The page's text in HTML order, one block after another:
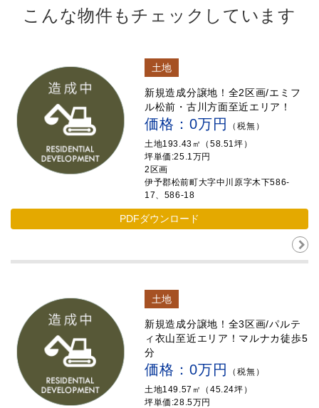
こんな物件もチェックしています
土地
新規造成分譲地！全2区画/エミフ
ル松前・古川方面至近エリア！
価格：0万円
（税無）
土地193.43㎡（58.51坪）
坪単価:25.1万円
2区画
伊予郡松前町大字中川原字木下586-
17、586-18
PDFダウンロード
土地
新規造成分譲地！全3区画/パルテ
ィ衣山至近エリア！マルナカ徒歩5
分
価格：0万円
（税無）
土地149.57㎡（45.24坪）
坪単価:28.5万円